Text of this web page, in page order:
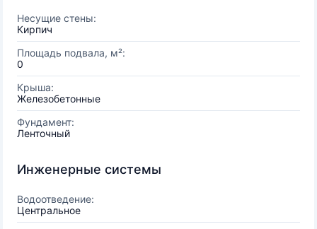
Несущие стены:
Кирпич
Площадь подвала, м²:
0
Крыша:
Железобетонные
Фундамент:
Ленточный
Инженерные системы
Водоотведение:
Центральное